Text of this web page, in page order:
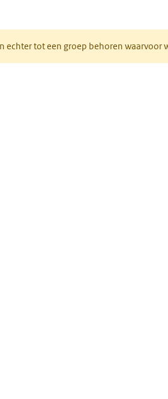
tot een groep behoren waarvoor